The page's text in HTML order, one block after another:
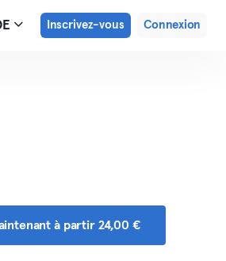
Inscrivez-vous Connexion
à partir 24,00 €